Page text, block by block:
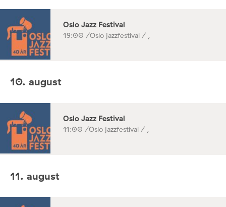
Oslo Jazz Festival
19:00 /Oslo jazzfestival / ,
10. august
Oslo Jazz Festival
11:00 /Oslo jazzfestival / ,
11. august